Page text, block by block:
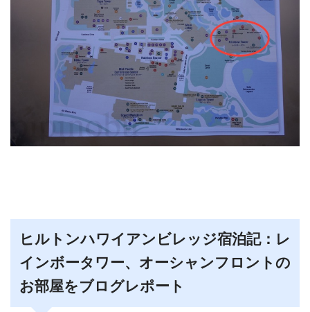
ヒルトンハワイアンビレッジ宿泊記：レ
インボータワー、オーシャンフロントの
お部屋をブログレポート